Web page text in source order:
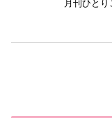
月刊ひと